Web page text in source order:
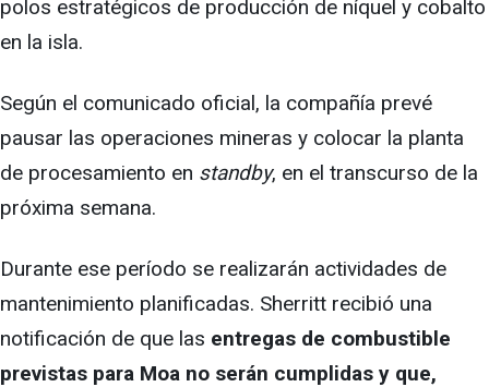
polos estratégicos de producción de níquel y cobalto
en la isla.
Según el comunicado oficial, la compañía prevé
pausar las operaciones mineras y colocar la planta
de procesamiento en standby, en el transcurso de la
próxima semana.
Durante ese período se realizarán actividades de
mantenimiento planificadas. Sherritt recibió una
notificación de que las entregas de combustible
previstas para Moa no serán cumplidas y que,